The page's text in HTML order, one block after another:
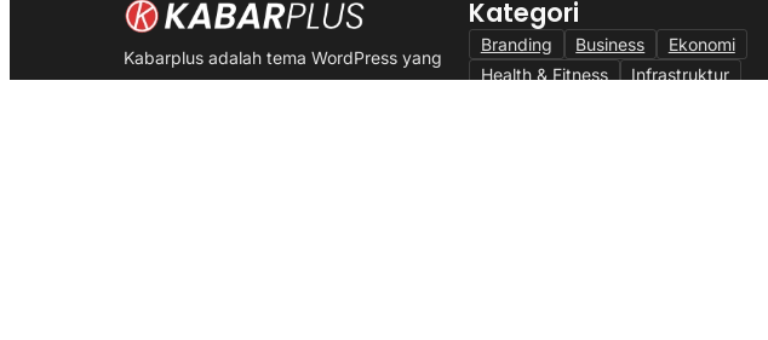
Kabarplus adalah tema WordPress yang
diciptakan khusus untuk portal berita,
Kategori
Branding Business
Ekonomi
Health & Fitness
Infrastruktur